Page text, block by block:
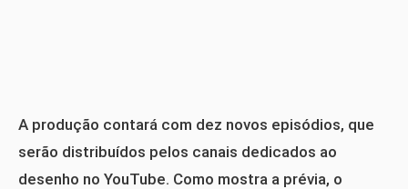
A produção contará com dez novos episódios, que
serão distribuídos pelos canais dedicados ao
desenho no YouTube. Como mostra a prévia, o